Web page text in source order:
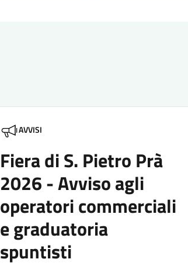
AVVISI
Fiera di S. Pietro Prà
2026 - Avviso agli
operatori commerciali
e graduatoria
spuntisti